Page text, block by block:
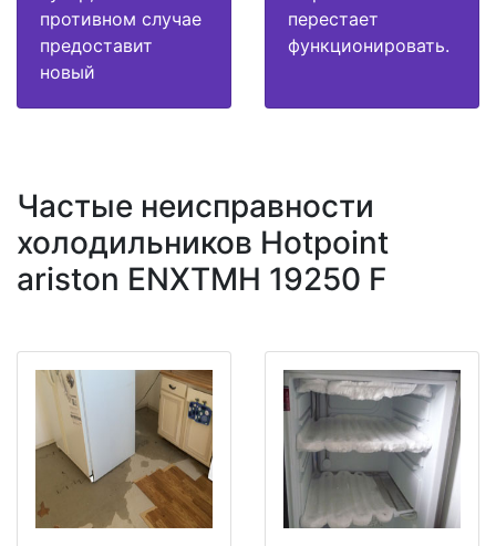
противном случае
предоставит
новый
перестает
функционировать.
Частые неисправности
холодильников Hotpoint
ariston ENXTMH 19250 F